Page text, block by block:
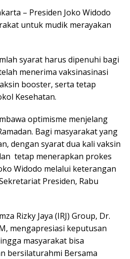
– Presiden Joko Widodo
untuk mudik merayakan
syarat harus dipenuhi bagi
menerima vaksinasinasi
booster, serta tetap
Kesehatan.
optimisme menjelang
Bagi masyarakat yang
dengan syarat dua kali vaksin
tetap menerapkan prokes
Widodo melalui keterangan
Presiden, Rabu
Rizky Jaya (IRJ) Group, Dr.
mengapresiasi keputusan
masyarakat bisa
bersilaturahmi Bersama